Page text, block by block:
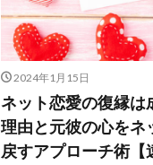
2024年1月15日
ネット恋愛の復縁は
理由と元彼の心をネ
戻すアプローチ術【